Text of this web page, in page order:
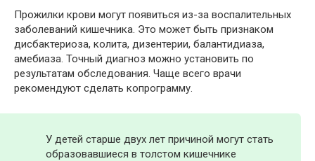
Прожилки крови могут появиться из-за воспалительных
заболеваний кишечника. Это может быть признаком
дисбактериоза, колита, дизентерии, балантидиаза,
амебиаза. Точный диагноз можно установить по
результатам обследования. Чаще всего врачи
рекомендуют сделать копрограмму.
У детей старше двух лет причиной могут стать
образовавшиеся в толстом кишечнике